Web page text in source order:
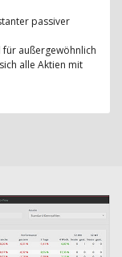
passiver
für außergewöhnlich
alle Aktien mit